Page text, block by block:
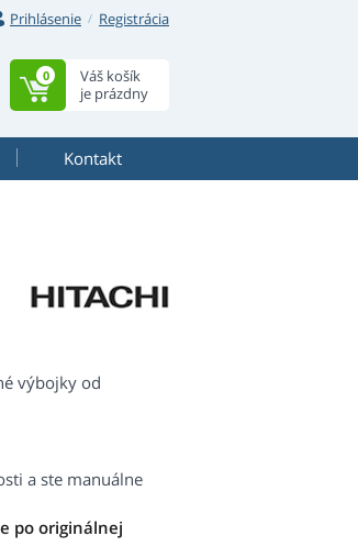
Prihlásenie
Registrácia
Váš košík
je prázdny
0
Kontakt
výbojky od
a ste manuálne
po originálnej